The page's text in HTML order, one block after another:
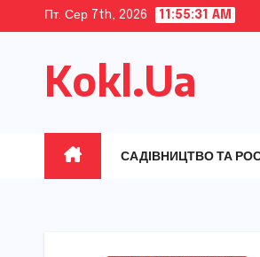
content
Пт. Сер 7th, 2026 11:55:32 AM
Kokl.Ua
САДІВНИЦТВО ТА